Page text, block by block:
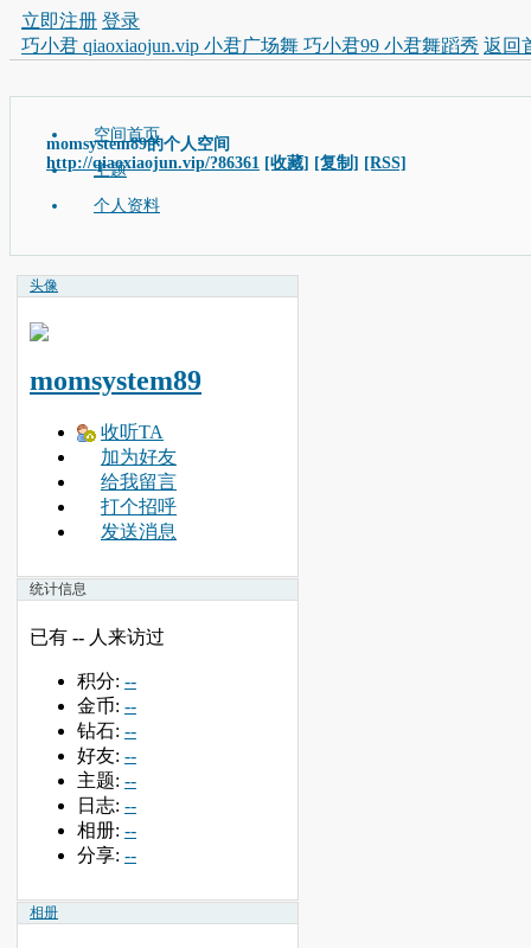
立即注册 登录
巧小君 qiaoxiaojun.vip 小君广场舞 巧小君99 小君舞蹈秀 返回
momsystem89的个人空间
http://qiaoxiaojun.vip/?86361 [收藏] [复制] [RSS]
空间首页
主题
个人资料
头像
momsystem89
收听TA
加为好友
给我留言
打个招呼
发送消息
统计信息
已有 -- 人来访过
积分: --
金币: --
钻石: --
好友: --
主题: --
日志: --
相册: --
分享: --
相册